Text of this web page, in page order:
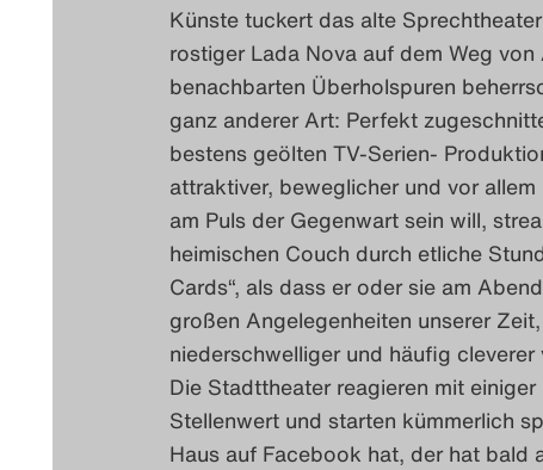
Künste tuckert das alte
rostiger Lada Nova auf dem Weg
benachbarten Überholspuren
ganz anderer Art: Perfekt
bestens geölten TV-Serien-
attraktiver, beweglicher und vor
am Puls der Gegenwart sein will,
heimischen Couch durch etliche
Cards“, als dass er oder sie am
großen Angelegenheiten unserer
niederschwelliger und häufig
Die Stadttheater reagieren mit
Stellenwert und starten kümmerlich
Haus auf Facebook hat, der hat bald